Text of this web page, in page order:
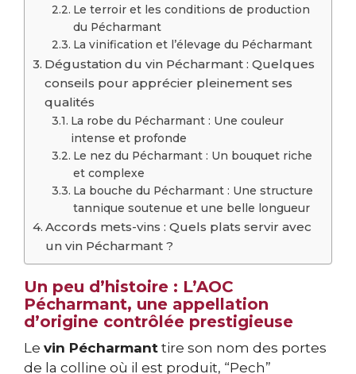
Le terroir et les conditions de production
du Pécharmant
La vinification et l’élevage du Pécharmant
Dégustation du vin Pécharmant : Quelques
conseils pour apprécier pleinement ses
qualités
La robe du Pécharmant : Une couleur
intense et profonde
Le nez du Pécharmant : Un bouquet riche
et complexe
La bouche du Pécharmant : Une structure
tannique soutenue et une belle longueur
Accords mets-vins : Quels plats servir avec
un vin Pécharmant ?
Un peu d’histoire : L’AOC
Pécharmant, une appellation
d’origine contrôlée prestigieuse
Le vin Pécharmant tire son nom des portes
de la colline où il est produit, “Pech”